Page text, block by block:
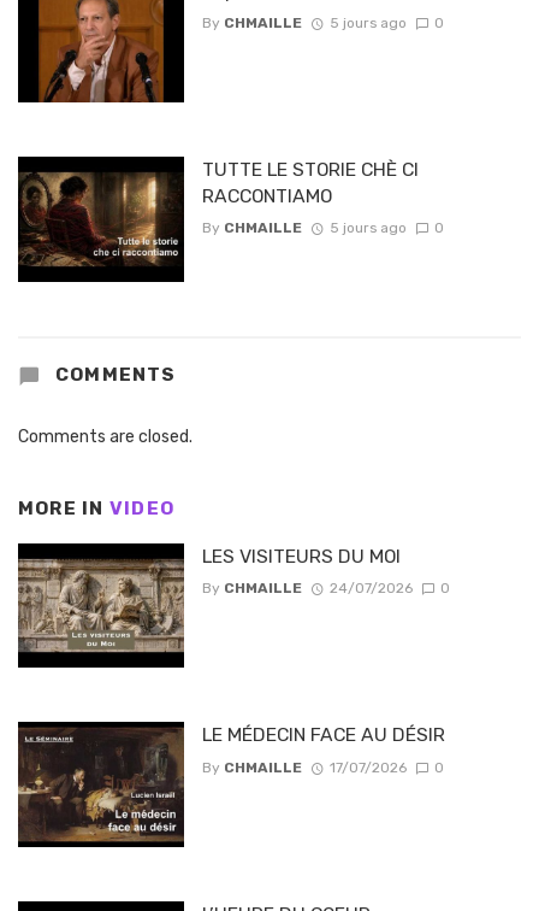
By CHMAILLE 5 jours ago 0
TUTTE LE STORIE CHÈ CI
RACCONTIAMO
By CHMAILLE 5 jours ago 0
COMMENTS
Comments are closed.
MORE IN VIDEO
LES VISITEURS DU MOI
By CHMAILLE 24/07/2026 0
LE MÉDECIN FACE AU DÉSIR
By CHMAILLE 17/07/2026 0